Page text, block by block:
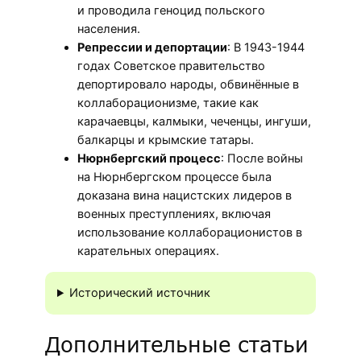
и проводила геноцид польского
населения.
Репрессии и депортации: В 1943-1944
годах Советское правительство
депортировало народы, обвинённые в
коллаборационизме, такие как
карачаевцы, калмыки, чеченцы, ингуши,
балкарцы и крымские татары.
Нюрнбергский процесс: После войны
на Нюрнбергском процессе была
доказана вина нацистских лидеров в
военных преступлениях, включая
использование коллаборационистов в
карательных операциях.
Исторический источник
Дополнительные статьи